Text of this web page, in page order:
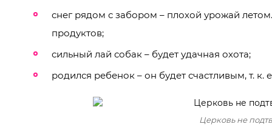
снег рядом с забором – плохой урожай
продуктов;
сильный лай собак – будет удачная охота;
родился ребенок – он будет счастливым, т. к.
Церковь не